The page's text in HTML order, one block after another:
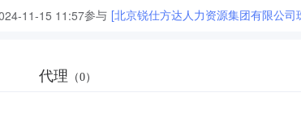
11-15 11:57参与 [北京锐仕方达人力资源集团有限公
代理 （0）